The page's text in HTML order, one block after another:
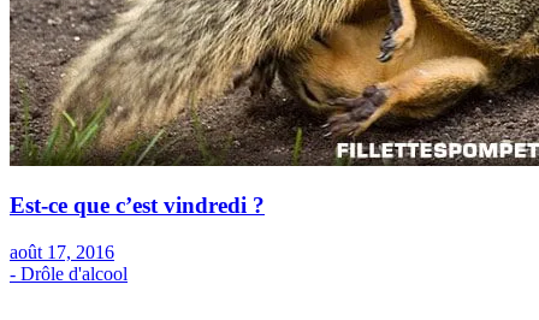
Est-ce que c’est vindredi ?
août 17, 2016
- Drôle d'alcool